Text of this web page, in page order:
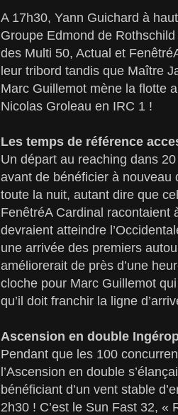
A 17h30, Yann Guichard à
Groupe Edmond de
des Multi 50, Actual et
leur tribord tandis que Maître
Marc Guillemot mène la flotte
Nicolas Groleau en IRC 1 !
Les temps de référence
Un départ au reaching dans
avant de bénéficier à
toute la nuit, autant dire que
FenêtréA Cardinal
devraient atteindre
une arrivée des premiers
améliorerait de près d’une
cloche pour Marc Guillemot
qu’il doit franchir la ligne
Ascension en double
Pendant que les 100
l’Ascension en double
bénéficiant d’un vent stable
2h30 ! C’est le Sun Fast 32, «